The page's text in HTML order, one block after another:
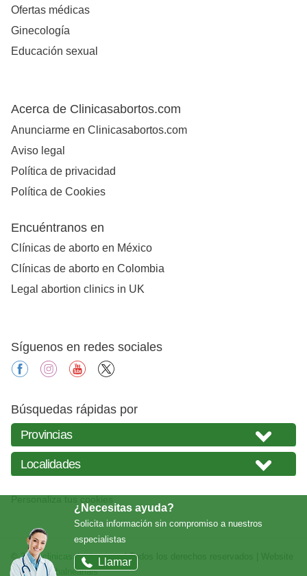
¿Necesitas ayuda?
Solicita información sin compromiso a nuestros
especialistas
Llamar
Ofertas médicas
Ginecología
Educación sexual
Acerca de Clinicasabortos.com
Anunciarme en Clinicasabortos.com
Aviso legal
Política de privacidad
Política de Cookies
Encuéntranos en
Clínicas de aborto en México
Clínicas de aborto en Colombia
Legal abortion clinics in UK
Síguenos en redes sociales
facebookinstagramyoutube
Búsquedas rápidas por
© 2026clinicasabortos.com| Todos los derechos reservados | Website
creada porbalneariais